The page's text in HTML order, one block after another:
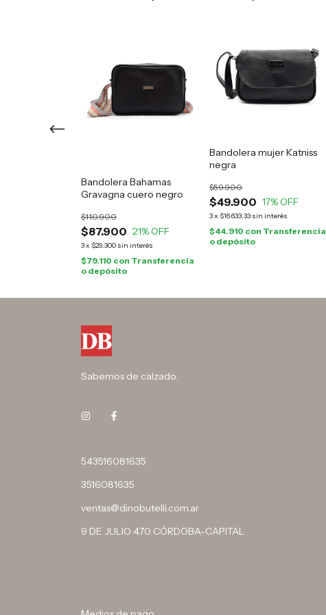
Bandolera Bahamas
Gravagna cuero negro
$87.900
$110.900
21% OFF
3x $29.300 sin interés
$79.110 con Transferencia
o depósito
Bandolera mujer Katniss
negra
$49.900
$59.900
17% OFF
3x $16.633,33 sin interés
$44.910 con Transferencia
o depósito
Sabemos de calzado.
543516081635
3516081635
ventas@dinobutelli.com.ar
9 DE JULIO 470 CÓRDOBA-CAPITAL